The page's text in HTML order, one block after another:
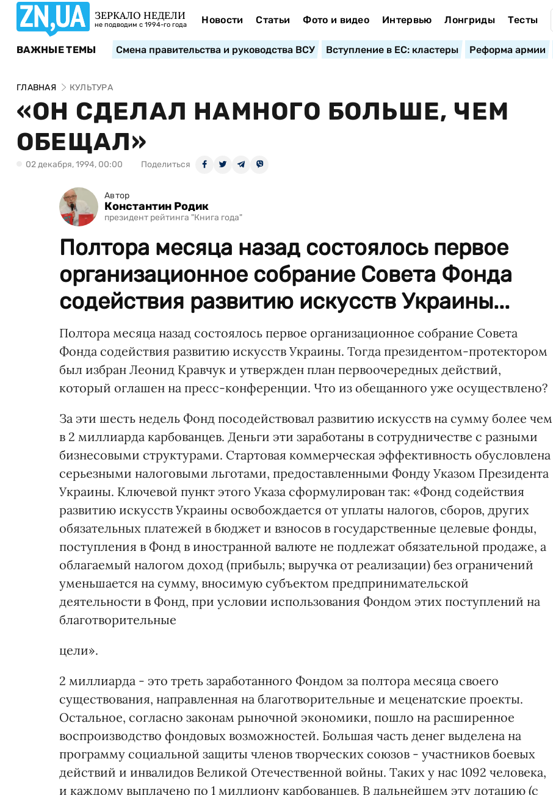
ЗЕРКАЛО НЕДЕЛИ
не подводим с 1994-го года Новости Статьи Фото и видео Интервью Лонгриды Тесты
ВАЖНЫЕ ТЕМЫ Смена правительства и руководства ВСУ Вступление в ЕС: кластеры Реформа армии
ГЛАВНАЯ КУЛЬТУРА
«ОН СДЕЛАЛ НАМНОГО БОЛЬШЕ, ЧЕМ
ОБЕЩАЛ»
02 декабря, 1994, 00:00 Поделиться
Автор
Константин Родик
президент рейтинга "Книга года"
Полтора месяца назад состоялось первое
организационное собрание Совета Фонда
содействия развитию искусств Украины...
Полтора месяца назад состоялось первое организационное собрание Совета
Фонда содействия развитию искусств Украины. Тогда президентом-протектором
был избран Леонид Кравчук и утвержден план первоочередных действий,
который оглашен на пресс-конференции. Что из обещанного уже осуществлено?
За эти шесть недель Фонд посодействовал развитию искусств на сумму более чем
в 2 миллиарда карбованцев. Деньги эти заработаны в сотрудничестве с разными
бизнесовыми структурами. Стартовая коммерческая эффективность обусловлена
серьезными налоговыми льготами, предоставленными Фонду Указом Президента
Украины. Ключевой пункт этого Указа сформулирован так: «Фонд содействия
развитию искусств Украины освобождается от уплаты налогов, сборов, других
обязательных платежей в бюджет и взносов в государственные целевые фонды,
поступления в Фонд в иностранной валюте не подлежат обязательной продаже, а
облагаемый налогом доход (прибыль; выручка от реализации) без ограничений
уменьшается на сумму, вносимую субъектом предпринимательской
деятельности в Фонд, при условии использования Фондом этих поступлений на
благотворительные
цели».
2 миллиарда - это треть заработанного Фондом за полтора месяца своего
существования, направленная на благотворительные и меценатские проекты.
Остальное, согласно законам рыночной экономики, пошло на расширенное
воспроизводство фондовых возможностей. Большая часть денег выделена на
программу социальной защиты членов творческих союзов - участников боевых
действий и инвалидов Великой Отечественной войны. Таких у нас 1092 человека,
и каждому выплачено по 1 миллиону карбованцев. В дальнейшем эту дотацию (с